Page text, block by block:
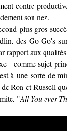
contre-
son nez.
plus gros
, desGo-Go's
rapport aux
- comme sujet
à une sorte de
Ron et Russell
"All You ever